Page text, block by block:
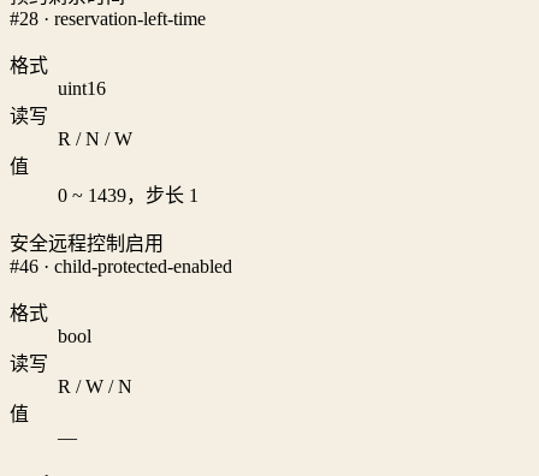
#28 · reservation-left-time
格式
uint16
读写
R / N / W
值
0 ~ 1439，步长 1
安全远程控制启用
#46 · child-protected-enabled
格式
bool
读写
R / W / N
值
—